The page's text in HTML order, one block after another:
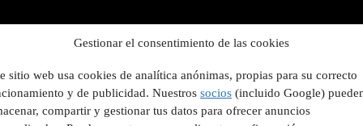
Gestionar el consentimiento de las cookies
sitio web usa cookies de analítica anónimas, propias para su correcto
y de publicidad. Nuestros socios (incluido Google)
compartir y gestionar tus datos para ofrecer anuncios